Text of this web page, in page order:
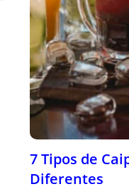
7 Tipos de
Diferentes